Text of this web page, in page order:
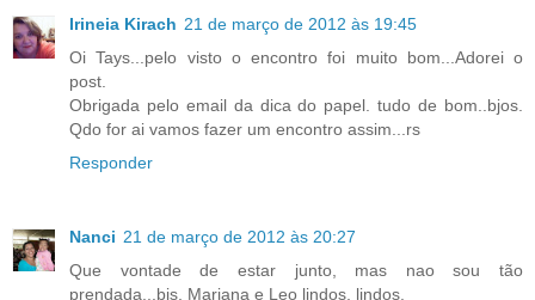
Irineia Kirach 21 de março de 2012 às 19:45
Oi Tays...pelo visto o encontro foi muito bom...Adorei o
post.
Obrigada pelo email da dica do papel. tudo de bom..bjos.
Qdo for ai vamos fazer um encontro assim...rs
Responder
Nanci 21 de março de 2012 às 20:27
Que vontade de estar junto, mas nao sou tão
prendada...bjs, Mariana e Leo lindos, lindos.